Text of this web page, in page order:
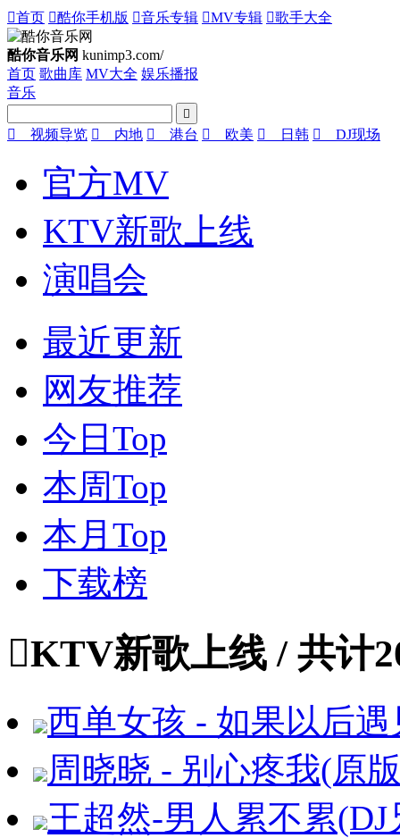
首页 酷你手机版 音乐专辑 MV专辑 歌手大全
酷你音乐网 kunimp3.com/
首页 歌曲库 MV大全 娱乐播报
音乐

 视频导览  内地  港台  欧美  日韩  DJ现场
官方MV
KTV新歌上线
演唱会
最近更新
网友推荐
今日Top
本周Top
本月Top
下载榜
KTV新歌上线 / 共计
西单女孩 - 如果以后
周晓晓 - 别心疼我(原
王超然-男人累不累